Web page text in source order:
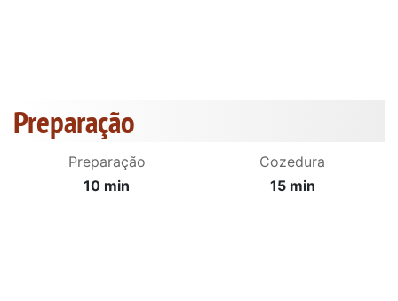
Preparação
Preparação
10 min
Cozedura
15 min